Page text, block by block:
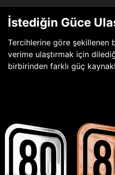
İstediğin Güce
Tercihlerine göre şekillenen
verime ulaştırmak için
birbirinden farklı güç